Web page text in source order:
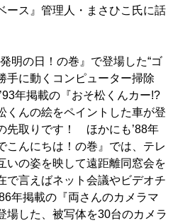
ース』管理人・まさひこ氏に話
発明の日！の巻』で登場した“ゴ
手に動くコンピューター掃除
年掲載の『おそ松くんカー!?
くんの絵をペイントした車が登
先取りです！ ほかにも’88年
こんにちは！の巻』では、テレ
いの姿を映して遠距離同窓会を
で言えばネット会議やビデオチ
年掲載の『両さんのカメラマ
場した、被写体を30台のカメラ